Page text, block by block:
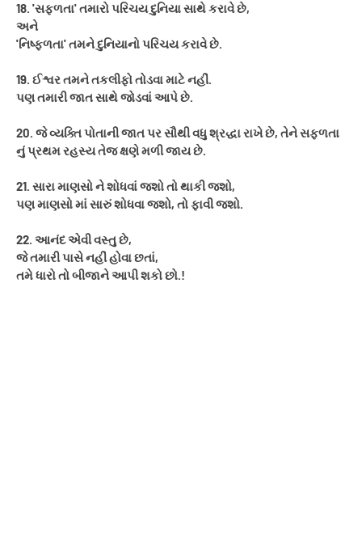
18. 'સફળતા' તમારો પરિચય દુનિયા સાથે કરાવે છે,
અને
'નિષ્ફળતા' તમને દુનિયાનો પરિચય કરાવે છે.
19. ઈશ્વર તમને તકલીફો તોડવા માટે નહીં.
પણ તમારી જાત સાથે જોડવાં આપે છે.
20. જે વ્યક્તિ પોતાની જાત પર સૌથી વધુ શ્રદ્ધા રાખે છે, તેને સફળતા
નું પ્રથમ રહસ્ય તેજ ક્ષણે મળી જાય છે.
21. સારા માણસો ને શોધવાં જશો તો થાકી જશો,
પણ માણસો માં સારું શોધવા જશો, તો ફાવી જશો.
22. આનંદ એવી વસ્તુ છે,
જે તમારી પાસે નહીં હોવા છતાં,
તમે ધારો તો બીજાને આપી શકો છો.!